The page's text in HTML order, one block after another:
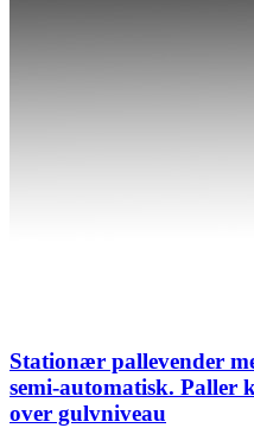
Stationær pallevender
semi-automatisk. Paller
over gulvniveau